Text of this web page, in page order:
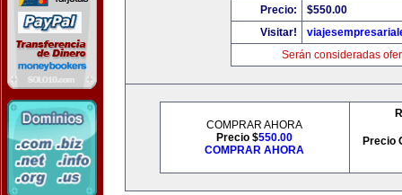
Precio:
$550.00
Visitar!
Serán consideradas
COMPRAR AHORA
Precio $550.00
COMPRAR AHORA
Precio